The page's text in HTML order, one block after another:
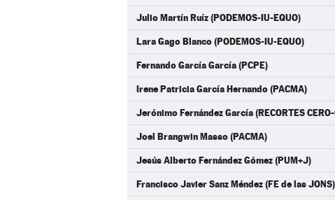
Julio Martín Ruíz (PODEMOS-IU-EQUO)
Lara Gago Blanco (PODEMOS-IU-EQUO)
Fernando García García (PCPE)
Irene Patricia García Hernando (PACMA)
Jerónimo Fernández García (RECORTES CERO-
Joel Brangwin Masso (PACMA)
Jesús Alberto Fernández Gómez (PUM+J)
Francisco Javier Sanz Méndez (FE de las JONS)